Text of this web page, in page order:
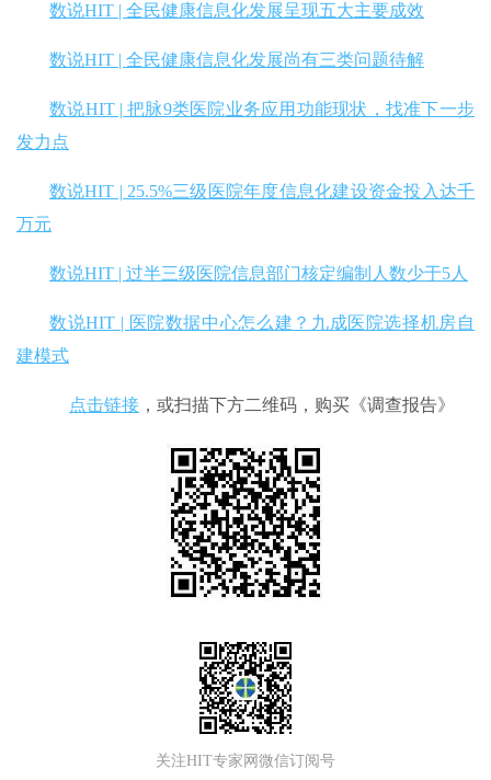
数说HIT | 全民健康信息化发展呈现五大主要成效
数说HIT | 全民健康信息化发展尚有三类问题待解
数说HIT | 把脉9类医院业务应用功能现状，找准下一步
发力点
数说HIT | 25.5%三级医院年度信息化建设资金投入达千
万元
数说HIT | 过半三级医院信息部门核定编制人数少于5人
数说HIT | 医院数据中心怎么建？九成医院选择机房自
建模式
点击链接 ，或扫描下方二维码，购买《调查报告》
关注HIT专家网微信订阅号